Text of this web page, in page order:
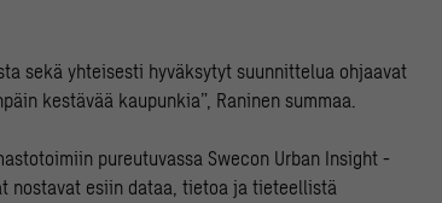
sekä yhteisesti hyväksytyt suunnittelua ohjaavat
kestävää kaupunkia”, Raninen summaa.
pureutuvassa Swecon Urban Insight -
nostavat esiin dataa, tietoa ja tieteellistä